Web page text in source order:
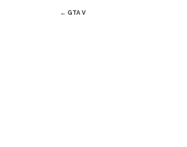
Post
← GTA V